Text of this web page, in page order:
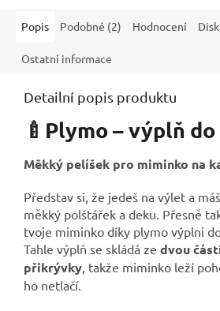
Popis Podobné (2) Hodnocení
Ostatní informace
Detailní popis produktu
🍼Plymo – výplň
Měkký pelíšek pro miminko na
Představ si, že jedeš na výlet a
měkký polštářek a deku. Přesně
tvoje miminko díky plymo výplni
Tahle výplň se skládá ze dvou
přikrývky , takže miminko leží
ho netlačí.